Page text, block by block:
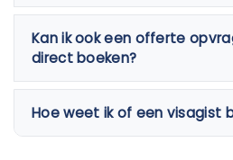
Kan ik ook een offerte
direct boeken?
Hoe weet ik of een visagist